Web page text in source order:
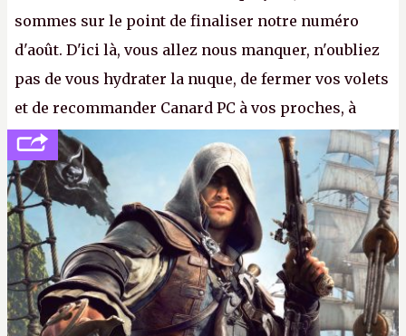
sommes sur le point de finaliser notre numéro
d'août. D'ici là, vous allez nous manquer, n'oubliez
pas de vous hydrater la nuque, de fermer vos volets
et de recommander Canard PC à vos proches, à
votre famille et aux inconnus que vous croisez
dans la rue. Bon été à tous ! –ER.